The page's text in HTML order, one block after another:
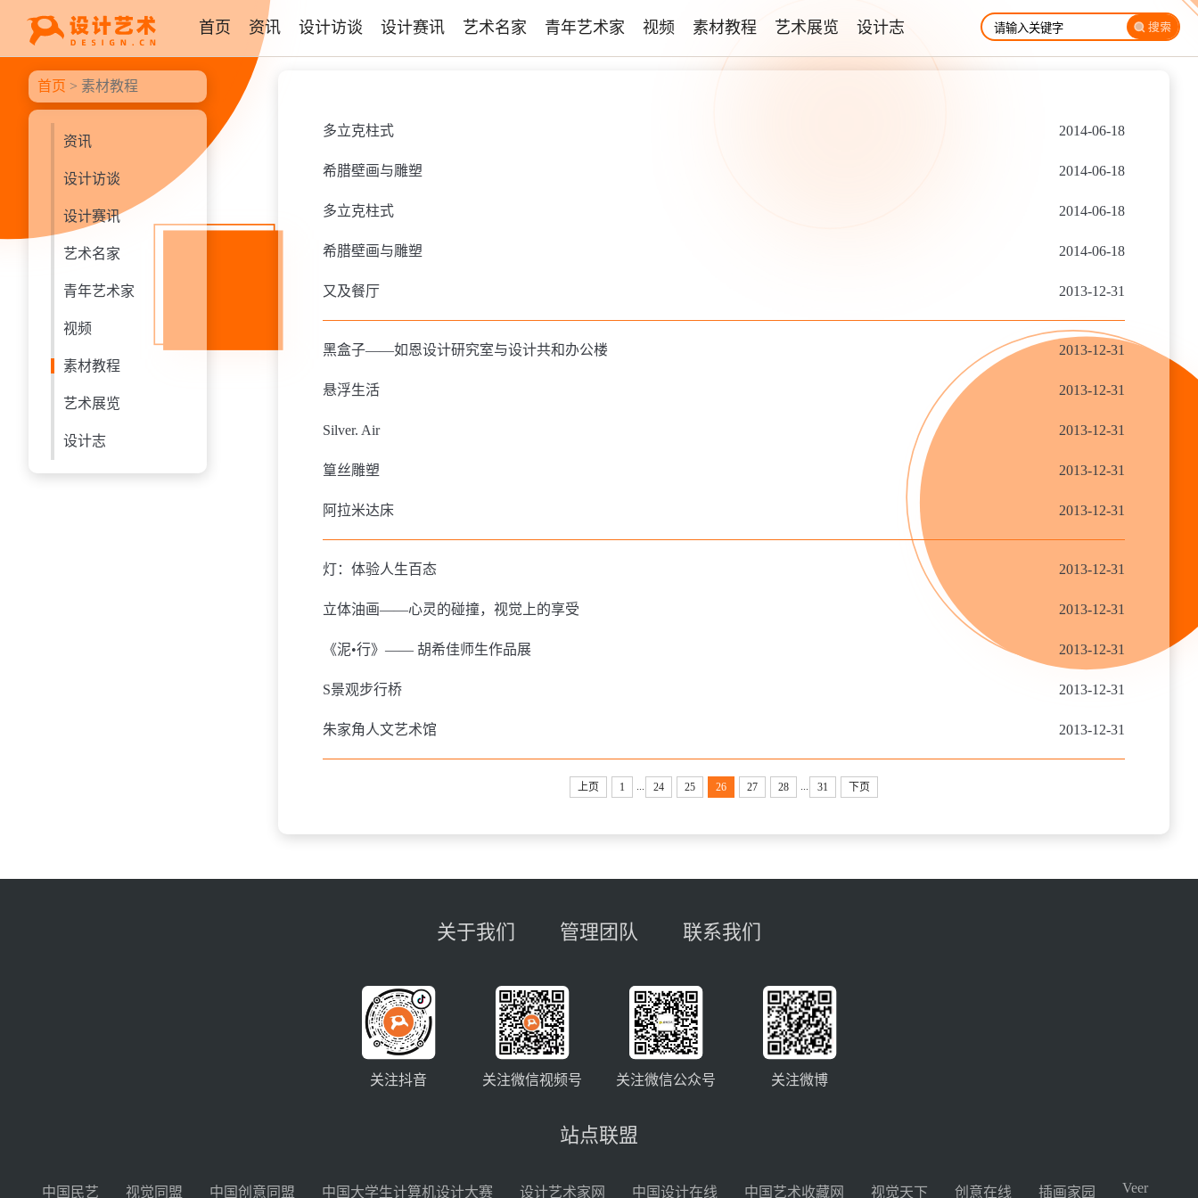
首页 资讯 设计访谈 设计赛讯 艺术名家 青年艺术家 视频 素材教程 艺术展览 设计志
首页 > 素材教程
资讯
设计访谈
设计赛讯
艺术名家
青年艺术家
视频
素材教程
艺术展览
设计志
2014-06-18
多立克柱式
2014-06-18
希腊壁画与雕塑
2014-06-18
多立克柱式
2014-06-18
希腊壁画与雕塑
2013-12-31
又及餐厅
2013-12-31
黑盒子——如恩设计研究室与设计共和办公楼
2013-12-31
悬浮生活
2013-12-31
Silver. Air
2013-12-31
篁丝雕塑
2013-12-31
阿拉米达床
2013-12-31
灯：体验人生百态
2013-12-31
立体油画——心灵的碰撞，视觉上的享受
2013-12-31
《泥•行》—— 胡希佳师生作品展
2013-12-31
S景观步行桥
2013-12-31
朱家角人文艺术馆
上页 1 24 25 26 27 28 31 下页
关于我们 管理团队 联系我们
关注抖音 关注微信视频号 关注微信公众号 关注微博
站点联盟
中国民艺 视觉同盟 中国创意同盟 中国大学生计算机设计大赛 设计艺术家网 中国设计在线 中国艺术收藏网 视觉天下 创意在线 插画家园 Veer